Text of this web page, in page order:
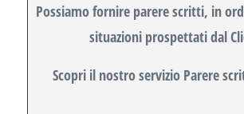
Possiamo fornire parere scritti, in
situazioni prospettati dal
Scopri il nostro servizio Parere